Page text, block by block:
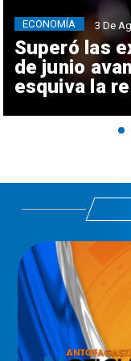
Superó las
de junio
esquiva la
ECONOMÍA 3 De